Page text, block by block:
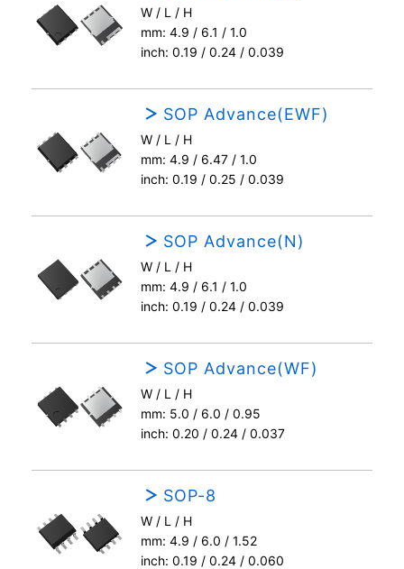
W / L / H
mm: 4.9 / 6.1 / 1.0
inch: 0.19 / 0.24 / 0.039
SOP Advance(EWF)
W / L / H
mm: 4.9 / 6.47 / 1.0
inch: 0.19 / 0.25 / 0.039
SOP Advance(N)
W / L / H
mm: 4.9 / 6.1 / 1.0
inch: 0.19 / 0.24 / 0.039
SOP Advance(WF)
W / L / H
mm: 5.0 / 6.0 / 0.95
inch: 0.20 / 0.24 / 0.037
SOP-8
W / L / H
mm: 4.9 / 6.0 / 1.52
inch: 0.19 / 0.24 / 0.060